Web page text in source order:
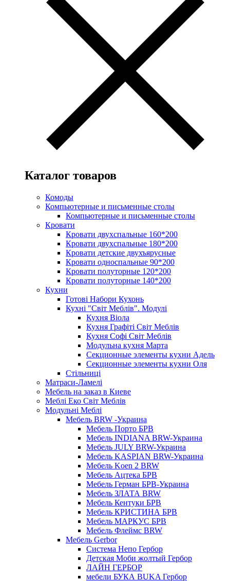
Каталог товаров
Комоды
Компьютерные и письменные столы
Компьютерные и письменные столы
Кровати
Кровати двухспальные 160*200
Кровати двухспальные 180*200
Кровати детские двухъярусные
Кровати односпальные 90*200
Кровати полуторные 120*200
Кровати полуторные 140*200
Кухни
Готові Набори Кухонь
Кухні "Світ Меблів". Модулі
Кухня Віола
Кухня Графіті Світ Меблів
Кухня Софі Світ Меблів
Модульна кухня Марта
Секционные элементы кухни Адель
Секционные элементы кухни Оля
Стільниці
Матраси-Ламелі
Мебель на заказ в Киеве
Меблі Еко Світ Меблів
Модульні Меблі
Мебель BRW -Украина
Мебель Порто БРВ
Мебель INDIANA BRW-Украина
Мебель JULY BRW-Украина
Мебель KASPIAN BRW-Украина
Мебель Koen 2 BRW
Мебель Ацтека БРВ
Мебель Герман БРВ-Украина
Мебель ЗЛАТА BRW
Мебель Кентуки БРВ
Мебель КРИСТИНА БРВ
Мебель МАРКУС БРВ
Мебель Флеймс BRW
Мебель Gerbor
Cистема Непо Гербор
Детская Моби жолтый Гербор
ЛАЙН ГЕРБОР
мебели БУКА BUKA Гербор